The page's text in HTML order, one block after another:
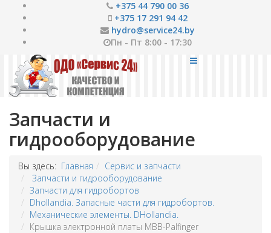
+375 44 790 00 36
+375 17 291 94 42
hydro@service24.by
Пн - Пт 8:00 - 17:30
Запчасти и
гидрооборудование
Вы здесь: Главная
Сервис и запчасти
Запчасти и гидрооборудование
Запчасти для гидробортов
Dhollandia. Запасные части для гидробортов.
Механические элементы. DHollandia.
Крышка электронной платы MBB-Palfinger